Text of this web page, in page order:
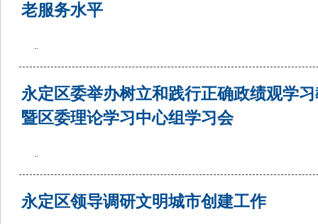
老服务水平
..
永定区委举办树立和践行正确政绩观学
暨区委理论学习中心组学习会
..
永定区领导调研文明城市创建工作